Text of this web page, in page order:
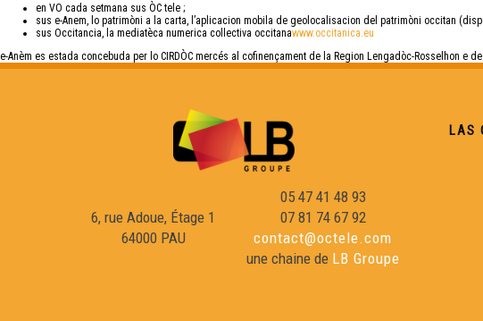
en VO cada setmana sus ÒC tele ;
sus e-Anem, lo patrimòni a la carta, l’aplicacion mobila de geolocalisacion del patrimòni occitan
sus Occitancia, la mediatèca numerica collectiva occitanawww.occitanica.eu
e-Anèm es estada concebuda per lo CIRDÒC mercés al cofinençament de la Region Lengadòc-Rosselhon e
6, rue Adoue, Étage 1
64000 PAU
05 47 41 48 93
07 81 74 67 92
contact@octele.com
une chaine de LB Groupe
LAS